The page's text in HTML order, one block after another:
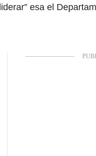
esa el